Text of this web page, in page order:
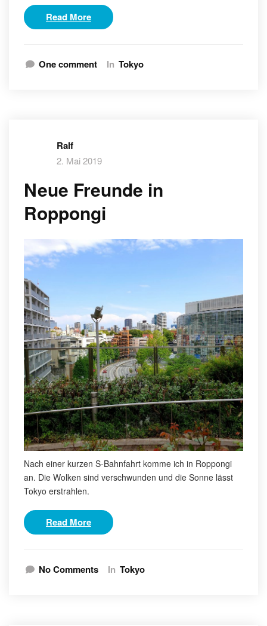
Read More
One comment In Tokyo
Ralf
2. Mai 2019
Neue Freunde in
Roppongi
Nach einer kurzen S-Bahnfahrt komme ich in Roppongi
an. Die Wolken sind verschwunden und die Sonne lässt
Tokyo erstrahlen.
Read More
No Comments In Tokyo